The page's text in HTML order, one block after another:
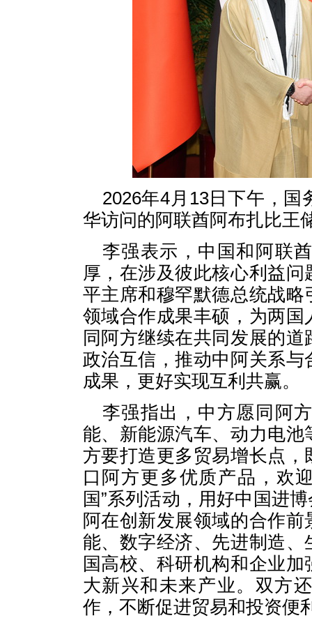
2026年4月13日下午，
华访问的阿联酋阿布扎比王
李强表示，中国和阿联
厚，在涉及彼此核心利益
平主席和穆罕默德总统战
领域合作成果丰硕，为两
同阿方继续在共同发展的
政治互信，推动中阿关系
成果，更好实现互利共赢。
李强指出，中方愿同阿
能、新能源汽车、动力电
方要打造更多贸易增长点
口阿方更多优质产品，欢
国”系列活动，用好中国进
阿在创新发展领域的合作
能、数字经济、先进制造
国高校、科研机构和企业
大新兴和未来产业。双方
作，不断促进贸易和投资便